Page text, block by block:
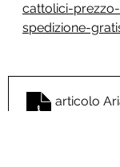
cattolici-
spedizione-
articolo